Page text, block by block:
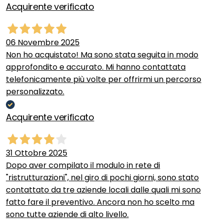
Acquirente verificato
06 Novembre 2025
Non ho acquistato! Ma sono stata seguita in modo
approfondito e accurato. Mi hanno contattata
telefonicamente più volte per offrirmi un percorso
personalizzato.
Acquirente verificato
31 Ottobre 2025
Dopo aver compilato il modulo in rete di
"ristrutturazioni", nel giro di pochi giorni, sono stato
contattato da tre aziende locali dalle quali mi sono
fatto fare il preventivo. Ancora non ho scelto ma
sono tutte aziende di alto livello.